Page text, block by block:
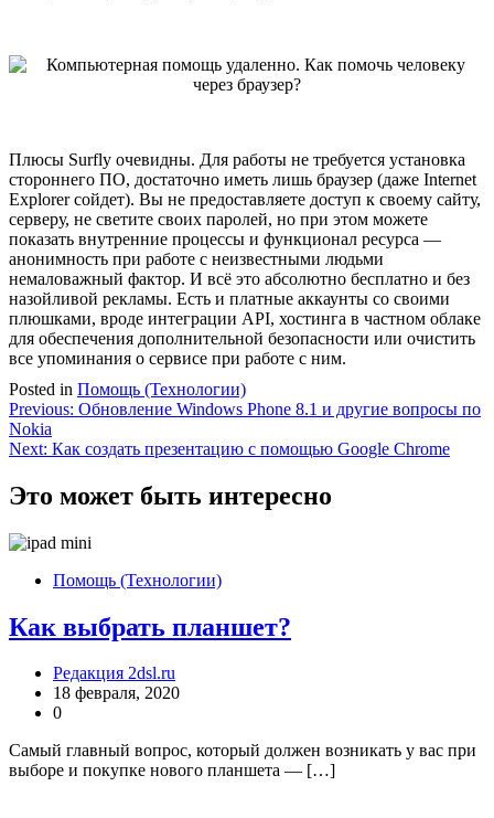
Плюсы Surfly очевидны. Для работы не требуется установка
стороннего ПО, достаточно иметь лишь браузер (даже Internet
Explorer сойдет). Вы не предоставляете доступ к своему сайту,
серверу, не светите своих паролей, но при этом можете
показать внутренние процессы и функционал ресурса —
анонимность при работе с неизвестными людьми
немаловажный фактор. И всё это абсолютно бесплатно и без
назойливой рекламы. Есть и платные аккаунты со своими
плюшками, вроде интеграции API, хостинга в частном облаке
для обеспечения дополнительной безопасности или очистить
все упоминания о сервисе при работе с ним.
Posted in Помощь (Технологии)
Навигация
по
Previous: Обновление Windows Phone 8.1 и другие вопросы по
Nokia
Next: Как создать презентацию c помощью Google Chrome
Это может быть интересно
Помощь (Технологии)
Как выбрать планшет?
Редакция 2dsl.ru
18 февраля, 2020
0
Самый главный вопрос, который должен возникать у вас при
выборе и покупке нового планшета — […]